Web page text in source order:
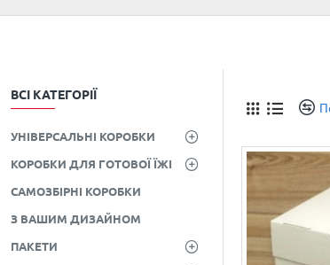
ВСІ КАТЕГОРІЇ
УНІВЕРСАЛЬНІ КОРОБКИ
КОРОБКИ ДЛЯ ГОТОВОЇ ЇЖІ
САМОЗБІРНІ КОРОБКИ
З ВАШИМ ДИЗАЙНОМ
ПАКЕТИ